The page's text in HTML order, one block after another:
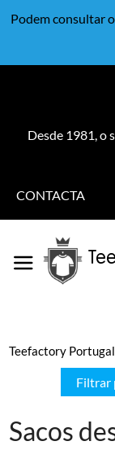
Podem consultar
Desde 1981, o
CONTACTA
Teefactory Portugal
Filtrar
Sacos